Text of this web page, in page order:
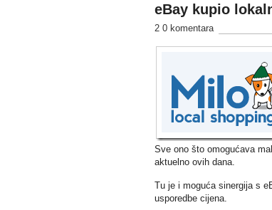
eBay kupio
2 0 komentara
Sve ono što omogućava
aktuelno ovih dana.
Tu je i moguća sinergija s
usporedbe cijena.